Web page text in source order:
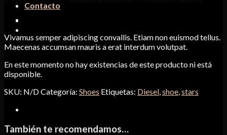
Contacto
Vivamus semper adipiscing convallis. Etiam non euismod tellus.
Maecenas accumsan mauris a erat interdum volutpat.
En este momento no hay existencias de este producto ni está
disponible.
SKU: N/DCategoría: Shoes Etiquetas: Diesel,shoe,stars
También te recomendamos…